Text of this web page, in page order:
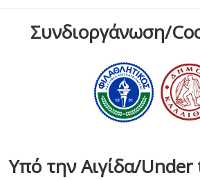
Συνδιοργάνωση/
Υπό την Αιγίδα/